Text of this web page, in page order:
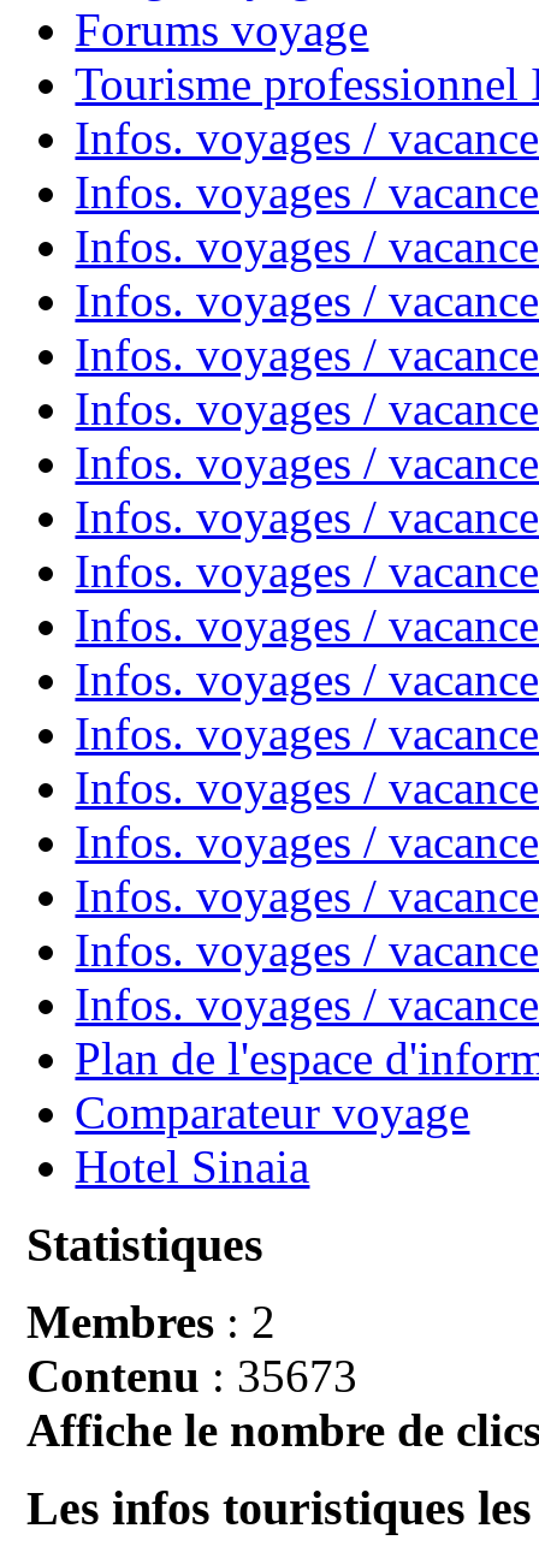
Forums voyage
Tourisme
Infos. voyages /
Infos. voyages /
Infos. voyages /
Infos. voyages /
Infos. voyages /
Infos. voyages /
Infos. voyages /
Infos. voyages /
Infos. voyages /
Infos. voyages /
Infos. voyages /
Infos. voyages /
Infos. voyages /
Infos. voyages /
Infos. voyages /
Infos. voyages /
Infos. voyages /
Plan de l'espace
Comparateur voyage
Hotel Sinaia
Statistiques
Membres : 2
Contenu : 35673
Affiche le nombre de
Les infos touristiques